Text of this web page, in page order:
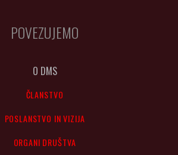
POVEZUJEMO
O DMS
ČLANSTVO
POSLANSTVO IN VIZIJA
ORGANI DRUŠTVA